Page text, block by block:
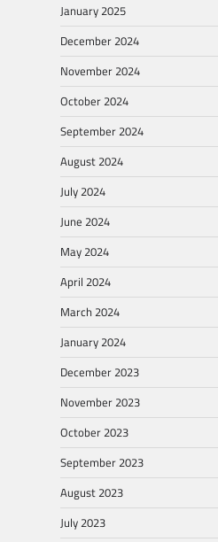
January 2025
December 2024
November 2024
October 2024
September 2024
August 2024
July 2024
June 2024
May 2024
April 2024
March 2024
January 2024
December 2023
November 2023
October 2023
September 2023
August 2023
July 2023